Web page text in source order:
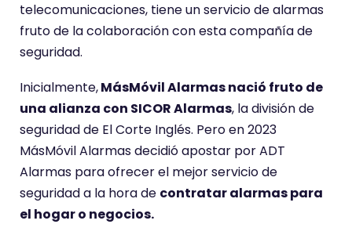
telecomunicaciones, tiene un servicio de alarmas
fruto de la colaboración con esta compañía de
seguridad.
Inicialmente,MásMóvil Alarmas nació fruto de
una alianza con SICOR Alarmas, la división de
seguridad de El Corte Inglés. Pero en 2023
MásMóvil Alarmas decidió apostar por ADT
Alarmas para ofrecer el mejor servicio de
seguridad a la hora de contratar alarmas para
el hogar o negocios.